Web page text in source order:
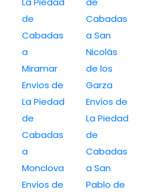
de
Cabadas
a
Miramar
Envíos de
La Piedad
de
Cabadas
a
Monclova
Envíos de
Cabadas
a San
Nicolás
de los
Garza
Envíos de
La Piedad
de
Cabadas
a San
Pablo de